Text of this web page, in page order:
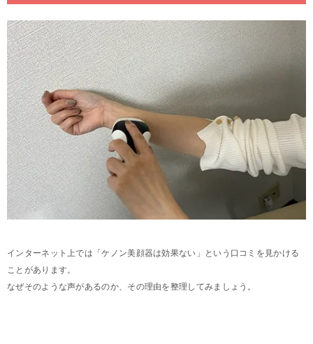
インターネット上では「ケノン美顔器は効果ない」という口コミを見かける
ことがあります。
なぜそのような声があるのか、その理由を整理してみましょう。